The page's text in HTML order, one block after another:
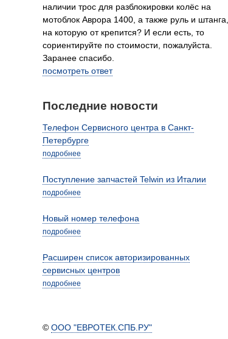
наличии трос для разблокировки колёс на
мотоблок Аврора 1400, а также руль и штанга,
на которую от крепится? И если есть, то
сориентируйте по стоимости, пожалуйста.
Заранее спасибо.
посмотреть ответ
Последние новости
Телефон Сервисного центра в Санкт-
Петербурге
подробнее
Поступление запчастей Telwin из Италии
подробнее
Новый номер телефона
подробнее
Расширен список авторизированных
сервисных центров
подробнее
© ООО "ЕВРОТЕК.СПБ.РУ"